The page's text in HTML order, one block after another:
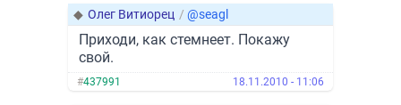
◆ Олег Витиорец / @seagl
Приходи, как стемнеет. Покажу
свой.
#437991 18.11.2010 - 11:06